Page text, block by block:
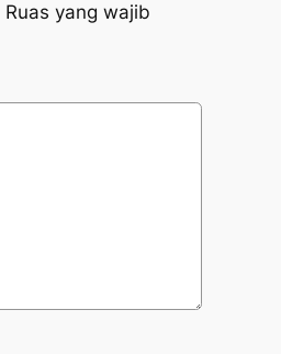
Ruas yang wajib